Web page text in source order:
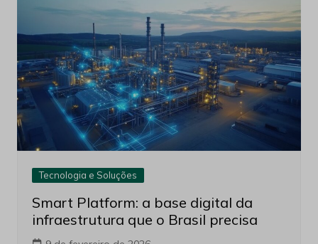
Tecnologia e Soluções
Smart Platform: a base digital da
infraestrutura que o Brasil precisa